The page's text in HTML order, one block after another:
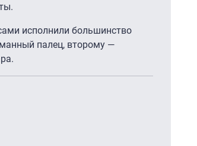
исполнили большинство
палец, второму —